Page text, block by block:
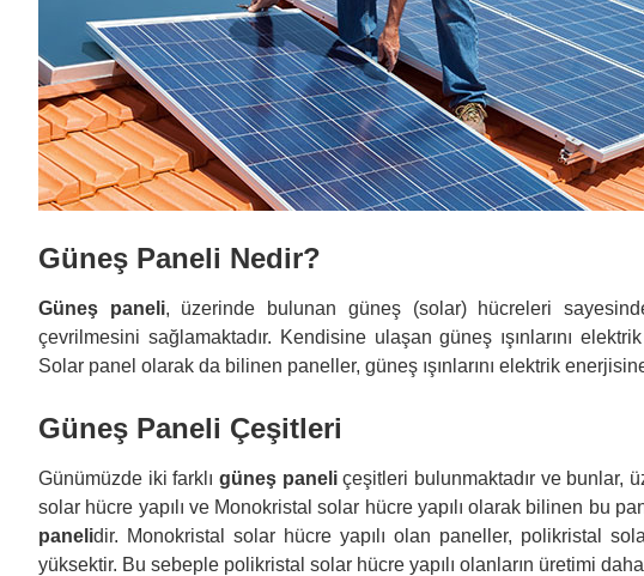
Güneş Paneli Nedir?
Güneş paneli, üzerinde bulunan güneş (solar) hücreleri
çevrilmesini sağlamaktadır. Kendisine ulaşan güneş ışınlarını
Solar panel olarak da bilinen paneller, güneş ışınlarını elektrik
Güneş Paneli Çeşitleri
Günümüzde iki farklı güneş paneliçeşitleri bulunmaktadır ve bunlar,
solar hücre yapılı ve Monokristal solar hücre yapılı olarak bilinen bu
panelidir. Monokristal solar hücre yapılı olan paneller, polikristal
yüksektir. Bu sebeple polikristal solar hücre yapılı olanların üretimi